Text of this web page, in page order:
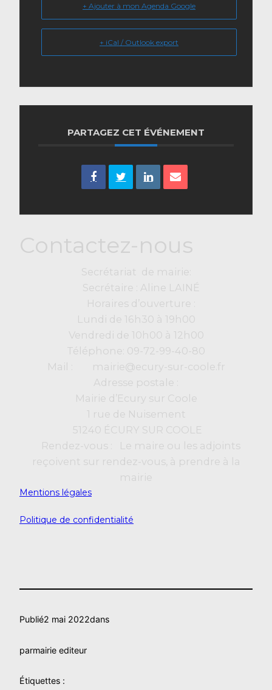
+ Ajouter à mon Agenda Google
+ iCal / Outlook export
PARTAGEZ CET ÉVÉNEMENT
Contactez-nous
Secrétariat de mairie:
Secrétaire : Aline LAINÉ
Horaires d’ouverture :
Lundi de 16h30 à 19h00
Vendredi de 10h00 à 12h00
Téléphone: 09-72-99-40-80
Mail : mairie@ecury-sur-coole.fr
Adresse postale :
Mairie d’Ecury sur Coole
1 rue de Nuisement
51240 ÉCURY SUR COOLE
Rendez-vous : Le maire ou les adjoints
reçoivent sur rendez-vous, à prendre à la
mairie
Mentions légales
Politique de confidentialité
Publié2 mai 2022dans
parmairie editeur
Étiquettes :